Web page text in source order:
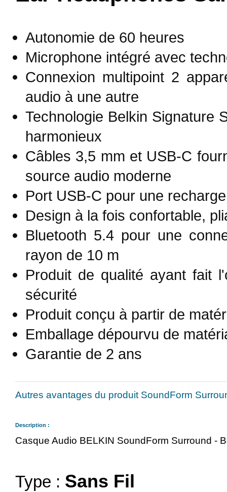
Autonomie de 60 heures
Microphone intégré avec
Connexion multipoint 2
audio à une autre
Technologie Belkin Signature
harmonieux
Câbles 3,5 mm et USB-C
source audio moderne
Port USB-C pour une
Design à la fois confortable,
Bluetooth 5.4 pour une
rayon de 10 m
Produit de qualité ayant fait
sécurité
Produit conçu à partir de
Emballage dépourvu de
Garantie de 2 ans
Autres avantages du produit SoundForm
Description :
Casque Audio BELKIN SoundForm Surround -
Type : Sans Fil